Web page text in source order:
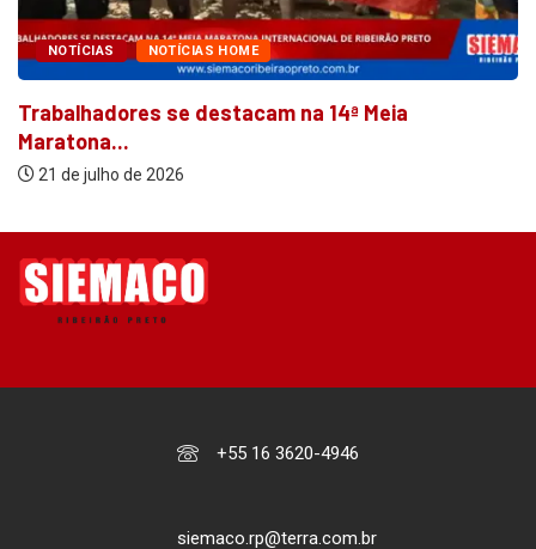
NOTÍCIAS NOTÍCIAS HOME
Trabalhadores se destacam na 14ª Meia
Maratona...
21 de julho de 2026
+55 16 3620-4946
siemaco.rp@terra.com.br